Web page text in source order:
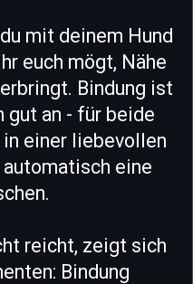
mit deinem Hund
euch mögt, Nähe
Bindung ist
an - für beide
einer liebevollen
eine
reicht, zeigt sich
Bindung